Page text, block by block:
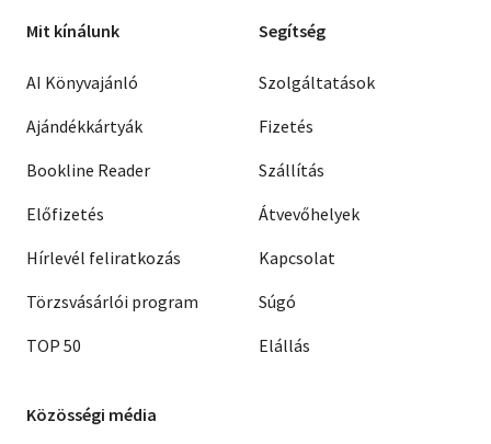
Mit kínálunk
AI Könyvajánló
Ajándékkártyák
Bookline Reader
Előfizetés
Hírlevél feliratkozás
Törzsvásárlói program
TOP 50
Segítség
Szolgáltatások
Fizetés
Szállítás
Átvevőhelyek
Kapcsolat
Súgó
Elállás
Közösségi média